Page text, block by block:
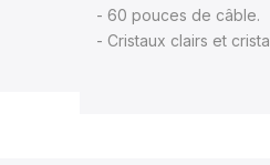
- 60 pouces de câble.
- Cristaux clairs et